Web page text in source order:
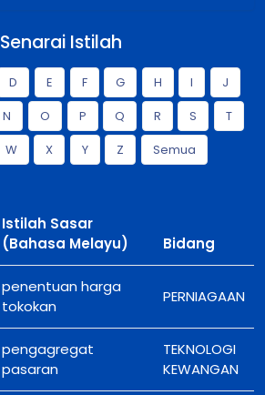
Senarai Istilah
D E F G H I
J
N O P Q R S
T
W X Y Z Semua
Istilah Sasar
(Bahasa Melayu)
Bidang
penentuan harga
tokokan
PERNIAGAAN
pengagregat
pasaran
TEKNOLOGI
KEWANGAN